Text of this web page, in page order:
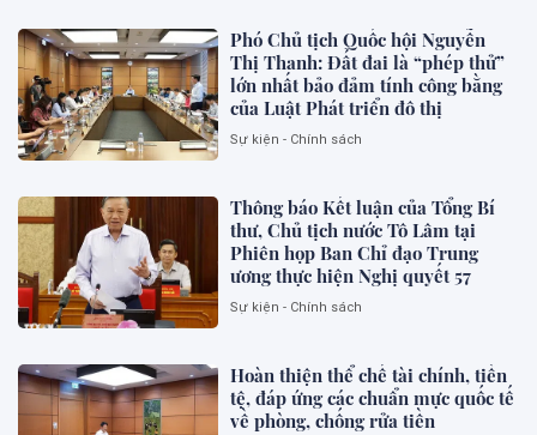
Phó Chủ tịch Quốc hội Nguyễn
Thị Thanh: Đất đai là “phép thử”
lớn nhất bảo đảm tính công bằng
của Luật Phát triển đô thị
Sự kiện - Chính sách
Thông báo Kết luận của Tổng Bí
thư, Chủ tịch nước Tô Lâm tại
Phiên họp Ban Chỉ đạo Trung
ương thực hiện Nghị quyết 57
Sự kiện - Chính sách
Hoàn thiện thể chế tài chính, tiền
tệ, đáp ứng các chuẩn mực quốc tế
về phòng, chống rửa tiền